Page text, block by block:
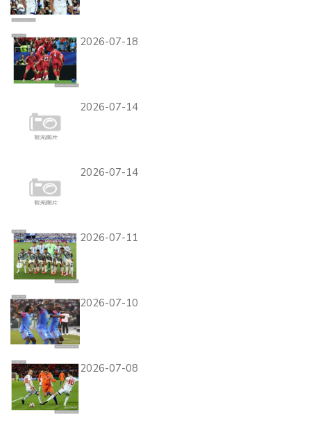
2026-07-18
2026-07-14
2026-07-14
2026-07-11
2026-07-10
2026-07-08